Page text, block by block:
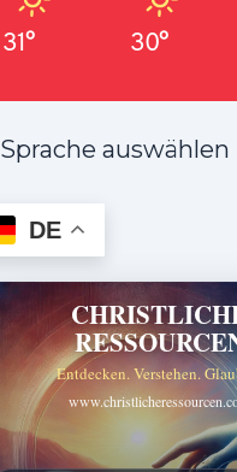
31° 30°
Sprache auswählen
DE
Entdecken. Verstehen.